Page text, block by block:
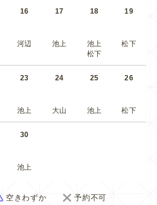
16
河辺
17
池上
18
池上
松下
19
松下
23
池上
24
大山
25
池上
26
松下
30
池上
空きわずか 予約不可